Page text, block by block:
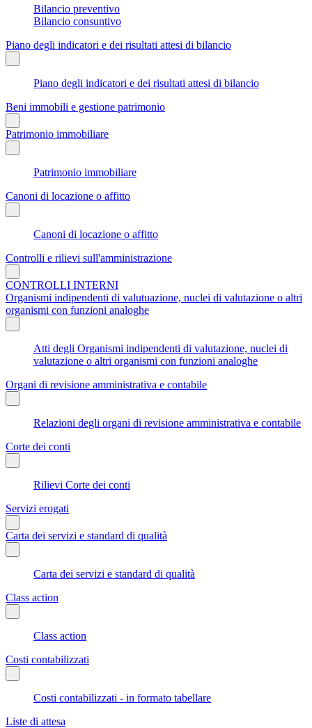
Bilancio preventivo
Bilancio consuntivo
Piano degli indicatori e dei risultati attesi di bilancio
Piano degli indicatori e dei risultati attesi di bilancio
Beni immobili e gestione patrimonio
Patrimonio immobiliare
Patrimonio immobiliare
Canoni di locazione o affitto
Canoni di locazione o affitto
Controlli e rilievi sull'amministrazione
CONTROLLI INTERNI
Organismi indipendenti di valutuazione, nuclei di valutazione o altri
organismi con funzioni analoghe
Atti degli Organismi indipendenti di valutazione, nuclei di
valutazione o altri organismi con funzioni analoghe
Organi di revisione amministrativa e contabile
Relazioni degli organi di revisione amministrativa e contabile
Corte dei conti
Rilievi Corte dei conti
Servizi erogati
Carta dei servizi e standard di qualità
Carta dei servizi e standard di qualità
Class action
Class action
Costi contabilizzati
Costi contabilizzati - in formato tabellare
Liste di attesa